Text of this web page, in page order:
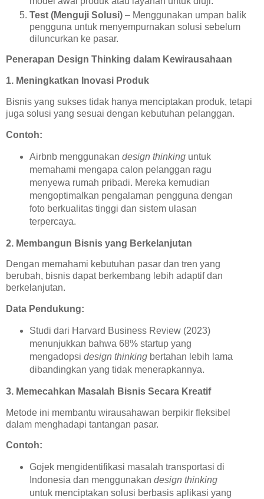
Test (Menguji Solusi) – Menggunakan umpan balik
pengguna untuk menyempurnakan solusi sebelum
diluncurkan ke pasar.
Penerapan Design Thinking dalam Kewirausahaan
1. Meningkatkan Inovasi Produk
Bisnis yang sukses tidak hanya menciptakan produk, tetapi
juga solusi yang sesuai dengan kebutuhan pelanggan.
Contoh:
Airbnb menggunakan design thinkinguntuk
memahami mengapa calon pelanggan ragu
menyewa rumah pribadi. Mereka kemudian
mengoptimalkan pengalaman pengguna dengan
foto berkualitas tinggi dan sistem ulasan
terpercaya.
2. Membangun Bisnis yang Berkelanjutan
Dengan memahami kebutuhan pasar dan tren yang
berubah, bisnis dapat berkembang lebih adaptif dan
berkelanjutan.
Data Pendukung:
Studi dari Harvard Business Review (2023)
menunjukkan bahwa 68% startup yang
mengadopsi design thinkingbertahan lebih lama
dibandingkan yang tidak menerapkannya.
3. Memecahkan Masalah Bisnis Secara Kreatif
Metode ini membantu wirausahawan berpikir fleksibel
dalam menghadapi tantangan pasar.
Contoh:
Gojek mengidentifikasi masalah transportasi di
Indonesia dan menggunakan design thinking
untuk menciptakan solusi berbasis aplikasi yang